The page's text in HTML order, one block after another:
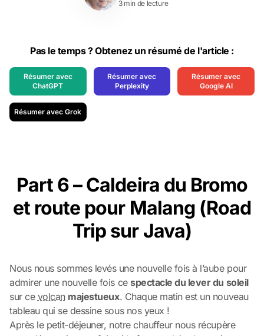
Part 6 – Caldeira du Bromo
et route pour Malang (Road
Trip sur Java)
Nous nous sommes levés une nouvelle fois à l’aube pour
admirer une nouvelle fois cespectacle du lever du soleil
sur ce volcan majestueux. Chaque matin est un nouveau
tableau qui se dessine sous nos yeux !
Après le petit-déjeuner, notre chauffeur nous récupère
3 min de lecture
Pas le temps ? Obtenez un résumé de l'article :
Résumer avec
ChatGPT
Résumer avec
Perplexity
Résumer avec
Google AI
Résumer avec Grok